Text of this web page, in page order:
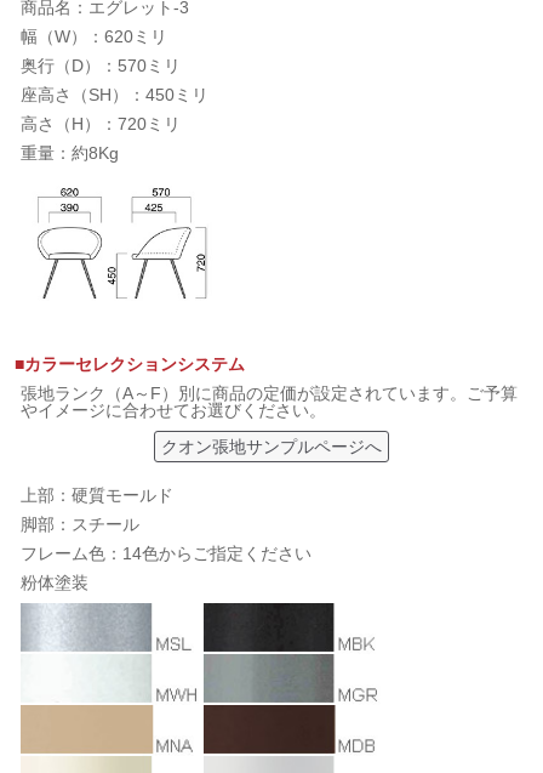
商品名：エグレット-3
幅（W）：620ミリ
奥行（D）：570ミリ
座高さ（SH）：450ミリ
高さ（H）：720ミリ
重量：約8Kg
■カラーセレクションシステム
張地ランク（A～F）別に商品の定価が設定されています。ご予算
やイメージに合わせてお選びください。
クオン張地サンプルページへ
上部：硬質モールド
脚部：スチール
フレーム色：14色からご指定ください
粉体塗装